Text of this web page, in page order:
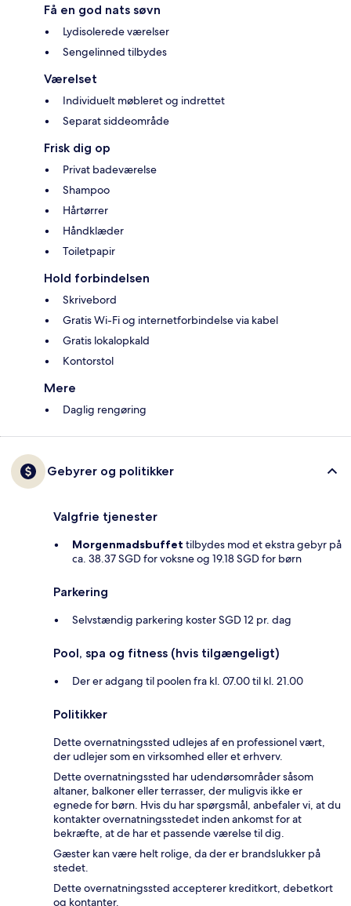
Få en god nats søvn
Lydisolerede værelser
Sengelinned tilbydes
Værelset
Individuelt møbleret og indrettet
Separat siddeområde
Frisk dig op
Privat badeværelse
Shampoo
Hårtørrer
Håndklæder
Toiletpapir
Hold forbindelsen
Skrivebord
Gratis Wi-Fi og internetforbindelse via kabel
Gratis lokalopkald
Kontorstol
Mere
Daglig rengøring
Gebyrer og politikker
Valgfrie tjenester
Morgenmadsbuffet tilbydes mod et ekstra gebyr på
ca. 38.37 SGD for voksne og 19.18 SGD for børn
Parkering
Selvstændig parkering koster SGD 12 pr. dag
Pool, spa og fitness (hvis tilgængeligt)
Der er adgang til poolen fra kl. 07.00 til kl. 21.00
Politikker
Dette overnatningssted udlejes af en professionel vært,
der udlejer som en virksomhed eller et erhverv.
Dette overnatningssted har udendørsområder såsom
altaner, balkoner eller terrasser, der muligvis ikke er
egnede for børn. Hvis du har spørgsmål, anbefaler vi, at du
kontakter overnatningsstedet inden ankomst for at
bekræfte, at de har et passende værelse til dig.
Gæster kan være helt rolige, da der er brandslukker på
stedet.
Dette overnatningssted accepterer kreditkort, debetkort
og kontanter.